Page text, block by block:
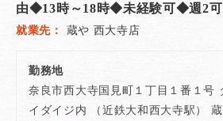
由◆13時～18時◆未経験可◆週2
就業先 蔵や 西大寺店
勤務地
奈良市西大寺国見町１丁目１番１号
イダイジ内 （近鉄大和西大寺駅）